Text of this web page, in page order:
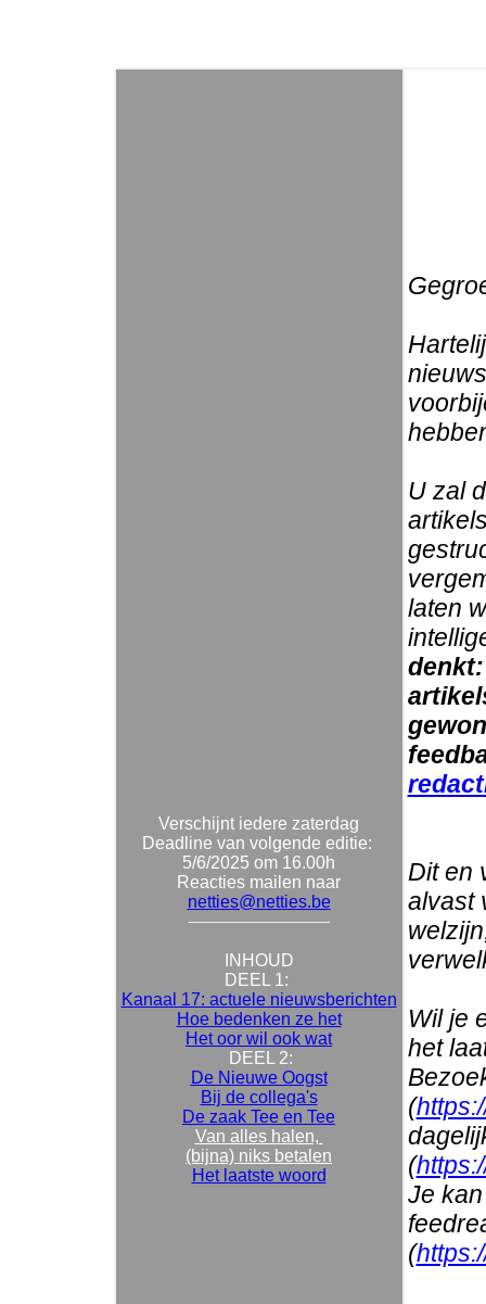
Verschijnt iedere zaterdag
Deadline van volgende editie:
5/6/2025 om 16.00h
Reacties mailen naar
netties@netties.be
INHOUD
DEEL 1:
Kanaal 17: actuele nieuwsberichten
Hoe bedenken ze het
Het oor wil ook wat
DEEL 2:
De Nieuwe Oogst
Bij de collega's
De zaak Tee en Tee
Van alles halen,
(bijna) niks betalen
Het laatste woord
U zal
laten
Dit en
alvast
Wil je
het
(
(
Je
(